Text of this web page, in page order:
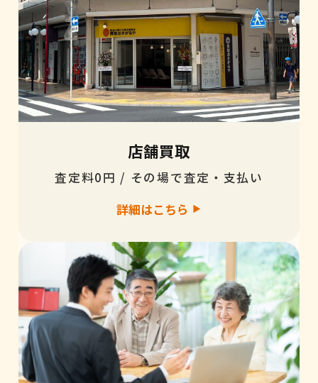
店舗買取
査定料0円 / その場で査定・支払い
詳細はこちら